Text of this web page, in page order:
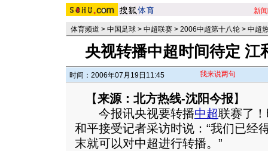
新闻
体育频道 > 中国足球 > 中超联赛 > 2006中超第十八轮 > 中超
央视转播中超时间待定 江
时间：2006年07月19日11:45 我来说两句
【来源：北方热线-沈阳今报】
今报讯央视要转播中超联赛了
和平接受记者采访时说：“我们已经
末就可以对中超进行转播。”